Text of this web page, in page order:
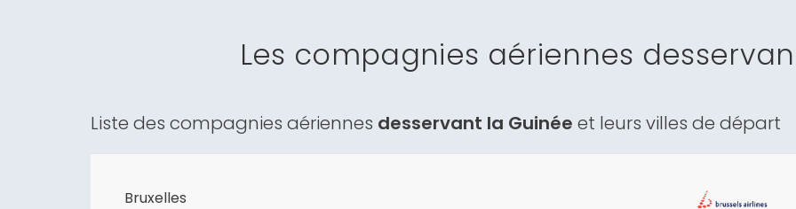
Les compagnies aériennes
Liste des compagnies aériennes desservant la Guinée et leurs villes de départ
Bruxelles